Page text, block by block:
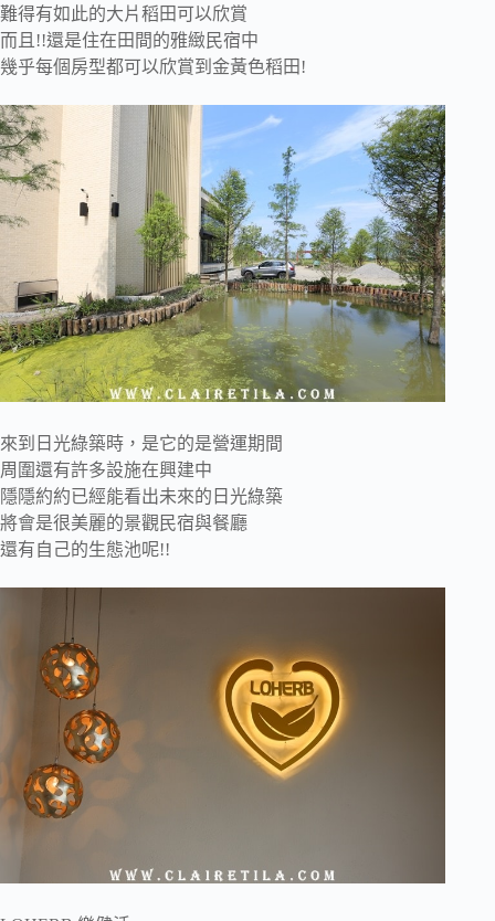
難得有如此的大片稻田可以欣賞
而且!!還是住在田間的雅緻民宿中
幾乎每個房型都可以欣賞到金黃色稻田!
來到日光綠築時，是它的是營運期間
周圍還有許多設施在興建中
隱隱約約已經能看出未來的日光綠築
將會是很美麗的景觀民宿與餐廳
還有自己的生態池呢!!